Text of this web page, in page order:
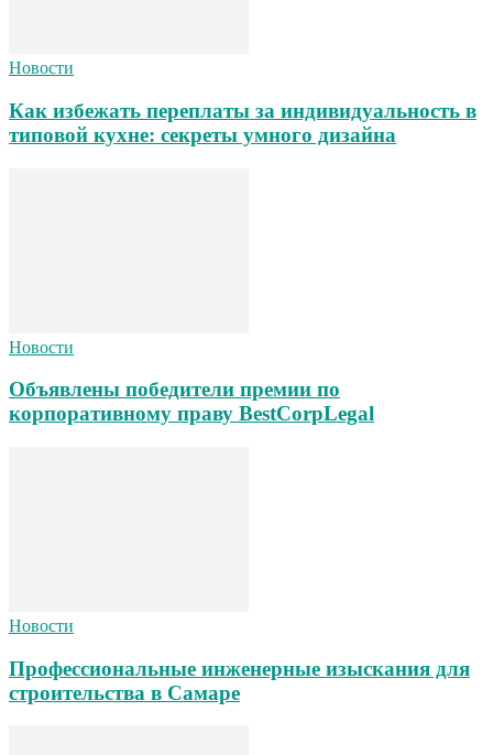
Новости
Как избежать переплаты за индивидуальность в
типовой кухне: секреты умного дизайна
Новости
Объявлены победители премии по
корпоративному праву BestCorpLegal
Новости
Профессиональные инженерные изыскания для
строительства в Самаре